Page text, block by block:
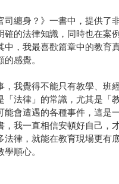
司纏身？》一書中，提供了
確的法律知識，同時也在案
中，我最喜歡篇章中的教育
感覺。
，我覺得不能只有教學、班
「法律」的常識，尤其是「
能會遭遇的各種事件，這是
，我一直相信安頓好自己，
法律，就能在教育現場更有
順心。